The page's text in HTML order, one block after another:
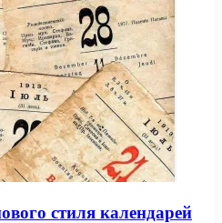
стиля календарей